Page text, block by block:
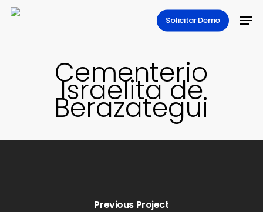
Skip
Solicitar Demo
Cementerio
Israelita de
Berazategui
Previous Project